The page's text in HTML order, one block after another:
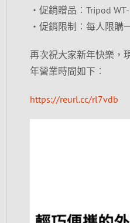
‧促銷贈品︰Tripod
‧促銷限制︰每人限購
再次祝大家新年快樂，
年營業時間如下︰
https://reurl.cc/rl7vdb